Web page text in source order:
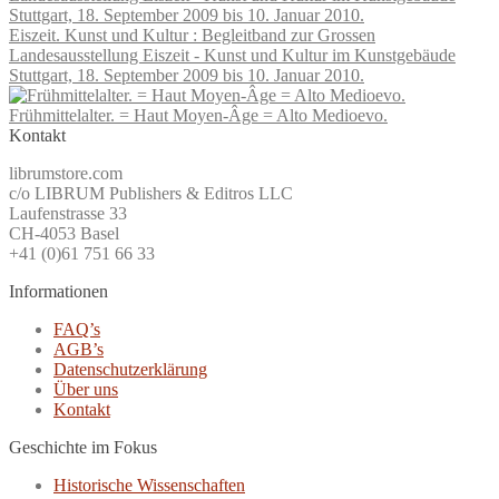
Eiszeit. Kunst und Kultur : Begleitband zur Grossen
Landesausstellung Eiszeit - Kunst und Kultur im Kunstgebäude
Stuttgart, 18. September 2009 bis 10. Januar 2010.
Frühmittelalter. = Haut Moyen-Âge = Alto Medioevo.
Kontakt
librumstore.com
c/o LIBRUM Publishers & Editros LLC
Laufenstrasse 33
CH-4053 Basel
+41 (0)61 751 66 33
Informationen
FAQ’s
AGB’s
Datenschutzerklärung
Über uns
Kontakt
Geschichte im Fokus
Historische Wissenschaften